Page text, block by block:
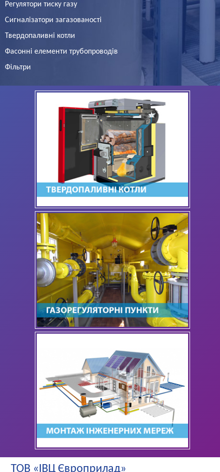
Регулятори тиску газу
Сигналізатори загазованості
Твердопаливні котли
Фасонні елементи трубопроводів
Фільтри
ТОВ «ІВЦ Європрилад»